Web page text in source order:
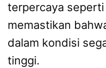
terpercaya
memastikan
dalam kondisi
tinggi.